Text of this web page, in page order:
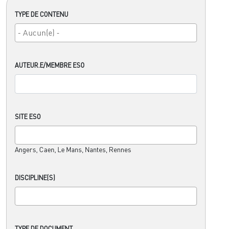
TYPE DE CONTENU
AUTEUR.E/MEMBRE ESO
SITE ESO
Angers, Caen, Le Mans, Nantes, Rennes
DISCIPLINE(S)